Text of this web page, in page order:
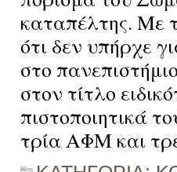
καταπέλτης. Με
ότι δεν υπήρχε
στο
στον τίτλο
πιστοποιητικά
τρία ΑΦΜ και